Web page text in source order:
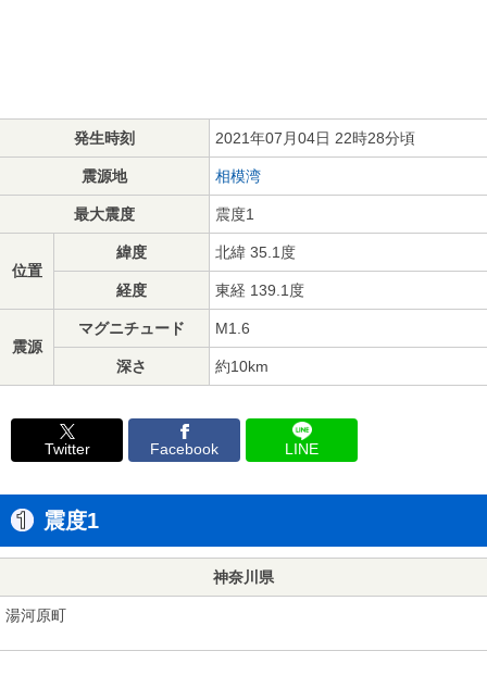
発生時刻 2021年07月04日 22時28分頃
震源地 相模湾
最大震度 震度1
位置
緯度 北緯 35.1度
経度 東経 139.1度
震源
マグニチュード M1.6
深さ 約10km
Twitter Facebook LINE
震度1
神奈川県
湯河原町